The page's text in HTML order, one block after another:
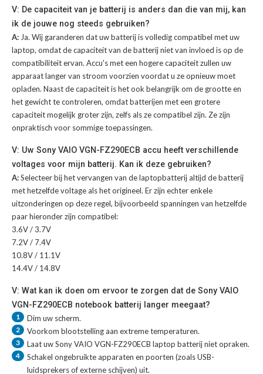
V: De capaciteit van je batterij is anders dan die van mij, kan
ik de jouwe nog steeds gebruiken?
A: Ja. Wij garanderen dat uw batterij is volledig compatibel met uw
laptop, omdat de capaciteit van de batterij niet van invloed is op de
compatibiliteit ervan. Accu's met een hogere capaciteit zullen uw
apparaat langer van stroom voorzien voordat u ze opnieuw moet
opladen. Naast de capaciteit is het ook belangrijk om de grootte en
het gewicht te controleren, omdat batterijen met een grotere
capaciteit mogelijk groter zijn, zelfs als ze compatibel zijn. Ze zijn
onpraktisch voor sommige toepassingen.
V: Uw Sony VAIO VGN-FZ290ECB accu heeft verschillende
voltages voor mijn batterij. Kan ik deze gebruiken?
A:Selecteer bij het vervangen van de laptopbatterij altijd de batterij
met hetzelfde voltage als het origineel. Er zijn echter enkele
uitzonderingen op deze regel, bijvoorbeeld spanningen van hetzelfde
paar hieronder zijn compatibel:
3.6V / 3.7V
7.2V / 7.4V
10.8V / 11.1V
14.4V / 14.8V
V: Wat kan ik doen om ervoor te zorgen dat de Sony VAIO
VGN-FZ290ECB notebook batterij langer meegaat?
1 Dim uw scherm.
2 Voorkom blootstelling aan extreme temperaturen.
3 Laat uwSony VAIO VGN-FZ290ECB laptop batterijniet opraken.
4
Schakel ongebruikte apparaten en poorten (zoals USB-
luidsprekers of externe schijven) uit.